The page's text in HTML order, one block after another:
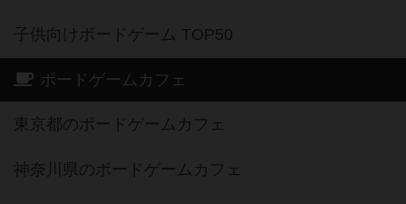
子供向けボードゲーム TOP50
ボードゲームカフェ
東京都のボードゲームカフェ
神奈川県のボードゲームカフェ